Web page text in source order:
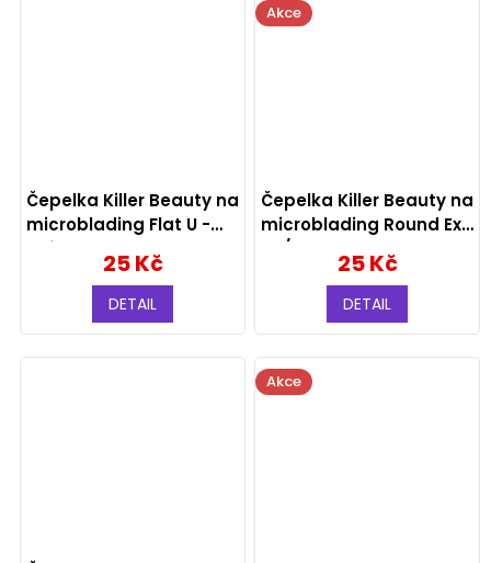
Čepelka Killer Beauty na
microblading Flat U -
soft edge magnum
25 Kč
DETAIL
Akce
Čepelka Killer Beauty na
microblading Round Exp
09/2024
25 Kč
DETAIL
Akce